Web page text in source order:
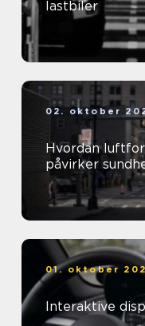
lastbiler
02. oktober
Hvordan
påvirker
01. oktober
Interaktive